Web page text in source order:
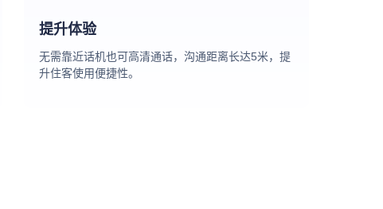
提升体验
无需靠近话机也可高清通话，沟通距离长达5米，提
升住客使用便捷性。